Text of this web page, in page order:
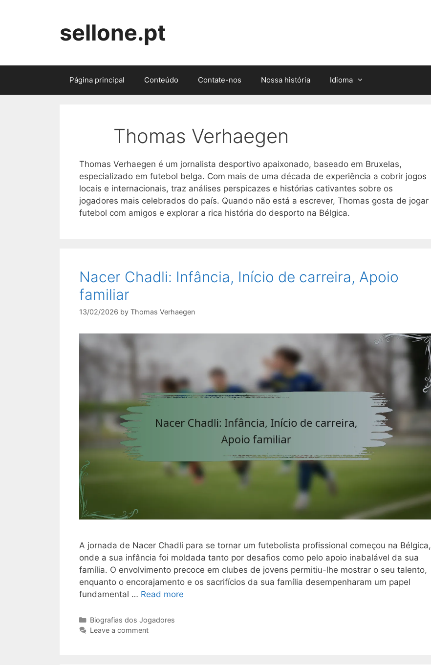
sellone.pt
Página principal Conteúdo Contate-nos Nossa história Idioma
Thomas Verhaegen
Thomas Verhaegen é um jornalista desportivo apaixonado, baseado em Bruxelas,
especializado em futebol belga. Com mais de uma década de experiência a cobrir jogos
locais e internacionais, traz análises perspicazes e histórias cativantes sobre os
jogadores mais celebrados do país. Quando não está a escrever, Thomas gosta de jogar
futebol com amigos e explorar a rica história do desporto na Bélgica.
Nacer Chadli: Infância, Início de carreira, Apoio
familiar
13/02/2026 by Thomas Verhaegen
A jornada de Nacer Chadli para se tornar um futebolista profissional começou na Bélgica,
onde a sua infância foi moldada tanto por desafios como pelo apoio inabalável da sua
família. O envolvimento precoce em clubes de jovens permitiu-lhe mostrar o seu talento,
enquanto o encorajamento e os sacrifícios da sua família desempenharam um papel
fundamental … Read more
Categories
Biografias dos Jogadores
Leave a comment